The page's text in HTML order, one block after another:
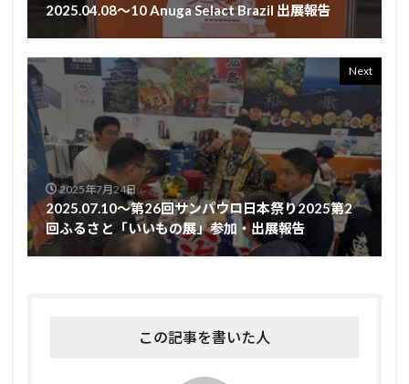
2025.04.08～10 Anuga Selact Brazil 出展報告
Next
2025年7月24日
2025.07.10～第26回サンパウロ日本祭り2025第2
回ふるさと「いいもの展」参加・出展報告
この記事を書いた人